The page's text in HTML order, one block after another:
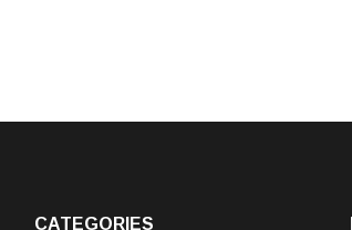
CATEGORIES